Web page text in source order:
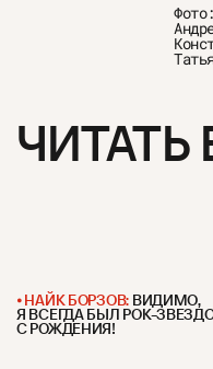
Фото:
НАЙК БОРЗОВ: ВИДИМО,
Я ВСЕГДА БЫЛ РОК-
С РОЖДЕНИЯ!